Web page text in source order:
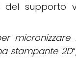
supporto
stampante 2D